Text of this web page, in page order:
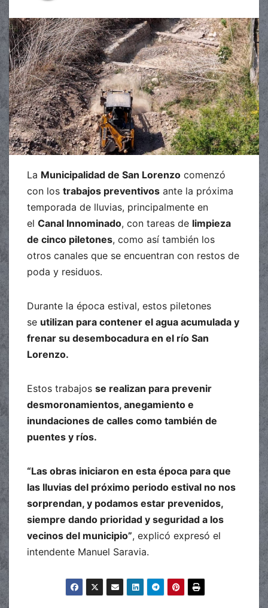
La Municipalidad de San Lorenzo comenzó
con los trabajos preventivos ante la próxima
temporada de lluvias, principalmente en
el Canal Innominado, con tareas de limpieza
de cinco piletones, como así también los
otros canales que se encuentran con restos de
poda y residuos.
Durante la época estival, estos piletones
se utilizan para contener el agua acumulada y
frenar su desembocadura en el río San
Lorenzo.
Estos trabajos se realizan para prevenir
desmoronamientos, anegamiento e
inundaciones de calles como también de
puentes y ríos.
“Las obras iniciaron en esta época para que
las lluvias del próximo periodo estival no nos
sorprendan, y podamos estar prevenidos,
siempre dando prioridad y seguridad a los
vecinos del municipio”, explicó expresó el
intendente Manuel Saravia.